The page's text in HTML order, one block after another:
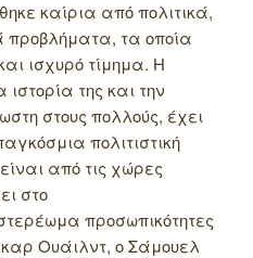
καίρια από πολιτικά,
προβλήματα, τα οποία
ισχυρό τίμημα. Η
της και την
στους πολλούς, έχει
πολιτιστική
από τις χώρες
στο
προσωπικότητες
Ουάιλντ, ο Σάμουελ